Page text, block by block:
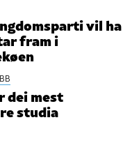
vil ha
fram i
dei mest
studia